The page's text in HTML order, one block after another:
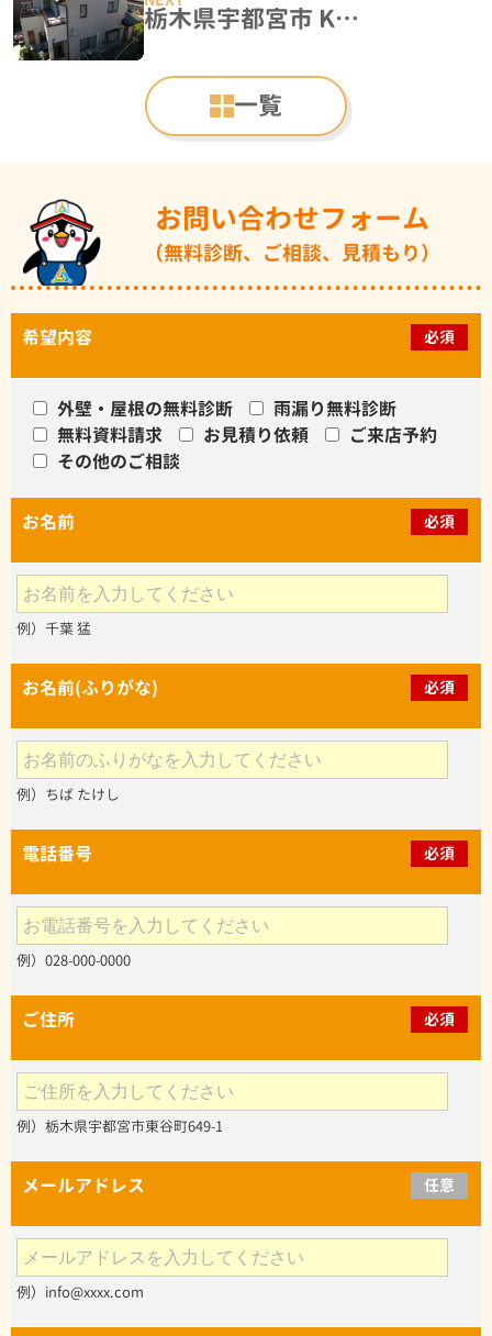
一覧
栃木県宇都宮市 K様邸 屋根塗装・外壁塗装工事
お問い合わせフォーム
（無料診断、ご相談、見積もり）
希望内容 必須
外壁・屋根の無料診断
雨漏り無料診断
無料資料請求
お見積り依頼
ご来店予約
その他のご相談
お名前 必須
例）千葉 猛
お名前(ふりがな) 必須
例）ちば たけし
電話番号 必須
例）028-000-0000
ご住所 必須
例）栃木県宇都宮市東谷町649-1
メールアドレス 任意
例）info@xxxx.com